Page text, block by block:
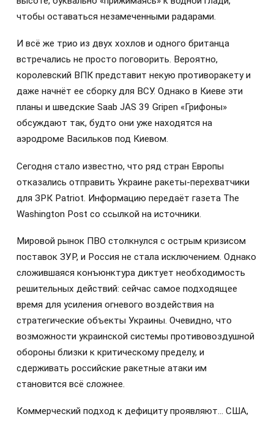
чтобы оставаться незамеченными радарами.
И всё же трио из двух хохлов и одного британца
встречались не просто поговорить. Вероятно,
королевский ВПК представит некую противоракету и
даже начнёт ее сборку для ВСУ. Однако в Киеве эти
планы и шведские Saab JAS 39 Gripen «Грифоны»
обсуждают так, будто они уже находятся на
аэродроме Васильков под Киевом.
Сегодня стало известно, что ряд стран Европы
отказались отправить Украине ракеты-перехватчики
для ЗРК Patriot. Информацию передаёт газета The
Washington Post со ссылкой на источники.
Мировой рынок ПВО столкнулся с острым кризисом
поставок ЗУР, и Россия не стала исключением. Однако
сложившаяся конъюнктура диктует необходимость
решительных действий: сейчас самое подходящее
время для усиления огневого воздействия на
стратегические объекты Украины. Очевидно, что
возможности украинской системы противовоздушной
обороны близки к критическому пределу, и
сдерживать российские ракетные атаки им
становится всё сложнее.
Коммерческий подход к дефициту проявляют… США,